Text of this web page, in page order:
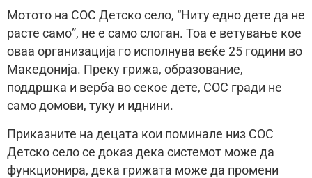
Мотото на СОС Детско село, “Ниту едно дете да не
расте само”, не е само слоган. Тоа е ветување кое
оваа организација го исполнува веќе 25 години во
Македонија. Преку грижа, образование,
поддршка и верба во секое дете, СОС гради не
само домови, туку и иднини.
Приказните на децата кои поминале низ СОС
Детско село се доказ дека системот може да
функционира, дека грижата може да промени